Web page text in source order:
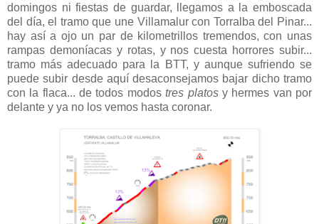
domingos ni fiestas de guardar, llegamos a la emboscada
del día, el tramo que une Villamalur con Torralba del Pinar...
hay así a ojo un par de kilometrillos tremendos, con unas
rampas demoníacas y rotas, y nos cuesta horrores subir...
tramo más adecuado para la BTT, y aunque sufriendo se
puede subir desde aquí desaconsejamos bajar dicho tramo
con la flaca... de todos modostres platosy hermes van por
delante y ya no los vemos hasta coronar.